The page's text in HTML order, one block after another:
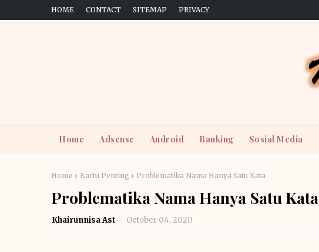
HOME CONTACT SITEMAP PRIVACY
Home Adsense Android Banking Sosial Media
Home Kartu Penting Problematika Nama Hanya Satu Kata
Problematika Nama Hanya Satu Kata
Khairunnisa Ast October 04, 2020